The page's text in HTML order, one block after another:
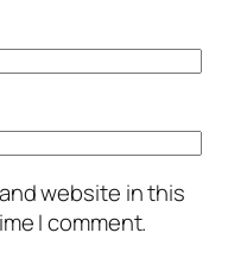
website in this
I comment.